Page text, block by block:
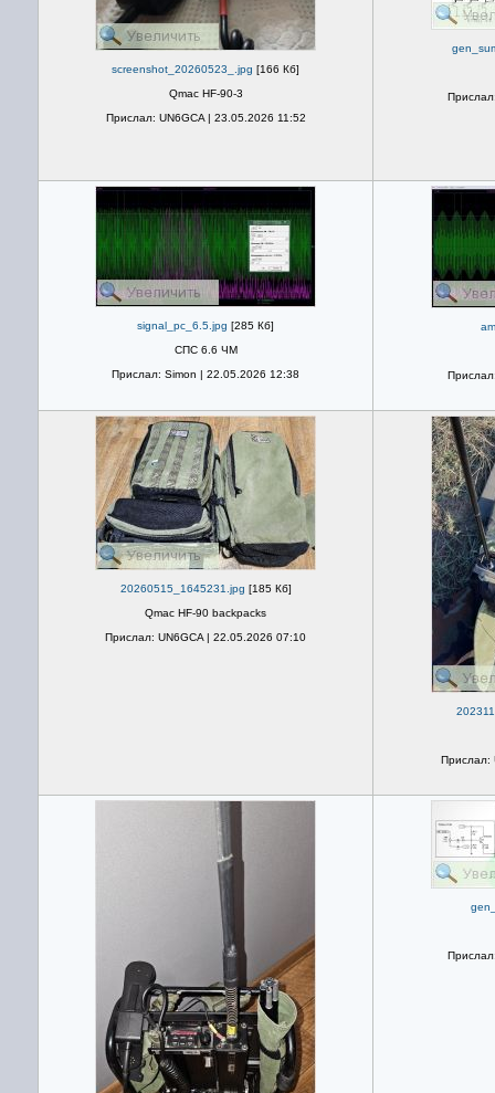
screenshot_20260523_.jpg [166 Кб]
Qmac HF-90-3
Прислал: UN6GCA | 23.05.2026 11:52
signal_pc_6.5.jpg [285 Кб]
СПС 6.6 ЧМ
Прислал: Simon | 22.05.2026 12:38
20260515_1645231.jpg [185 Кб]
Qmac HF-90 backpacks
Прислал: UN6GCA | 22.05.2026 07:10
Прислал: